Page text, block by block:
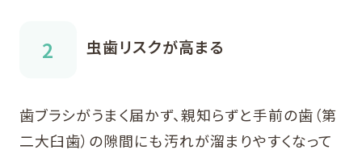
虫歯リスクが高まる
歯ブラシがうまく届かず、親知らずと手前の歯（第
二大臼歯）の隙間にも汚れが溜まりやすくなって